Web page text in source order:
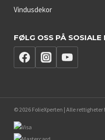
Vindusdekor
FØLG OSS PÅ SOSIALE
© 2026 FolieXperten | Alle